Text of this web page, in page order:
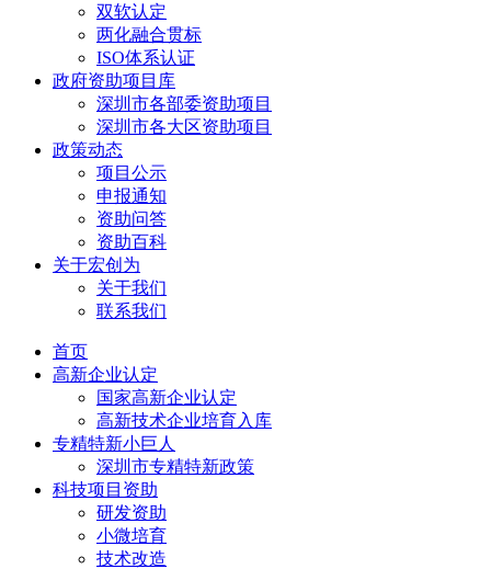
双软认定
两化融合贯标
ISO体系认证
政府资助项目库
深圳市各部委资助项目
深圳市各大区资助项目
政策动态
项目公示
申报通知
资助问答
资助百科
关于宏创为
关于我们
联系我们
首页
高新企业认定
国家高新企业认定
高新技术企业培育入库
专精特新小巨人
深圳市专精特新政策
科技项目资助
研发资助
小微培育
技术改造